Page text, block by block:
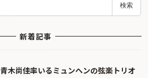
検索
新着記事
青木尚佳率いるミュンヘンの弦楽トリオ